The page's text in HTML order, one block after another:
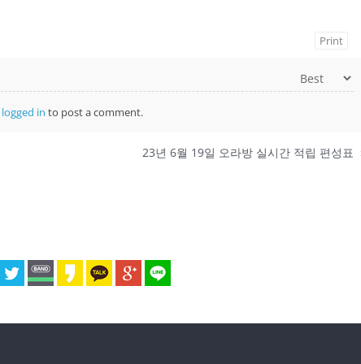
Print
logged in to post a comment.
23년 6월 19일 오라방 실시간 적립 편성표